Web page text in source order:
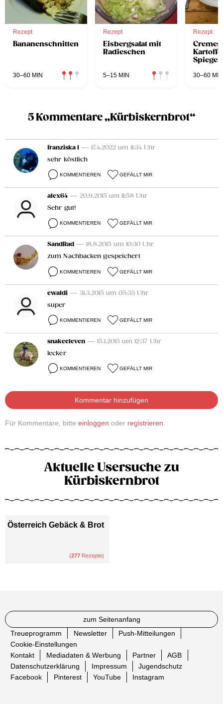
Rezept
Bananenschnitten
30–60 MIN
Rezept
Eisbergsalat mit
Radieschen
5–15 MIN
Rezept
30–60 MIN
5 Kommentare „Kürbiskernbrot“
franziska 1 — 17.4.2022 um 11:34 Uhr
sehr köstlich
KOMMENTIEREN GEFÄLLT MIR
alex64 — 20.9.2015 um 11:58 Uhr
Sehr gut!
KOMMENTIEREN GEFÄLLT MIR
SandRad — 18.8.2015 um 10:30 Uhr
zum Nachbacken gespeichert
KOMMENTIEREN GEFÄLLT MIR
ewaldi — 31.3.2015 um 05:33 Uhr
super
KOMMENTIEREN GEFÄLLT MIR
snakeeleven — 15.1.2015 um 12:37 Uhr
lecker
KOMMENTIEREN GEFÄLLT MIR
Kommentar hinzufügen
Für Kommentare, bitte einloggen oder registrieren
Aktuelle Usersuche zu
Kürbiskernbrot
Österreich Gebäck & Brot
(277 Rezepte)
zum Seitenanfang
Treueprogramm
Newsletter
Push-Mitteilungen
Cookie-Einstellungen
Kontakt
Mediadaten & Werbung Partner
AGB
Datenschutzerklärung
Impressum
Jugendschutz
Facebook
Pinterest YouTube Instagram